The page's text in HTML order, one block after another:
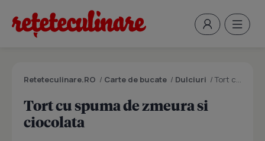
Reteteculinare.RO / Carte de bucate / Dulciuri /Tort cu spuma de zmeura si ciocolata
Tort cu spuma de zmeura si
ciocolata